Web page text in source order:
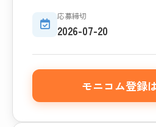
応募締切
2026-07-20
モニコム登録